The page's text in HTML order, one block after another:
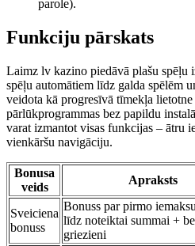
parole).
Funkciju pārskats
Laimz lv kazino piedāvā plašu spēļu
spēļu automātiem līdz galda spēlēm
veidota kā progresīvā tīmekļa
pārlūkprogrammas bez papildu
varat izmantot visas funkcijas – ātru
vienkāršu navigāciju.
Bonusa
veids
Apraksts
Sveiciena
bonuss
Bonuss par pirmo
līdz noteiktai summai +
griezieni